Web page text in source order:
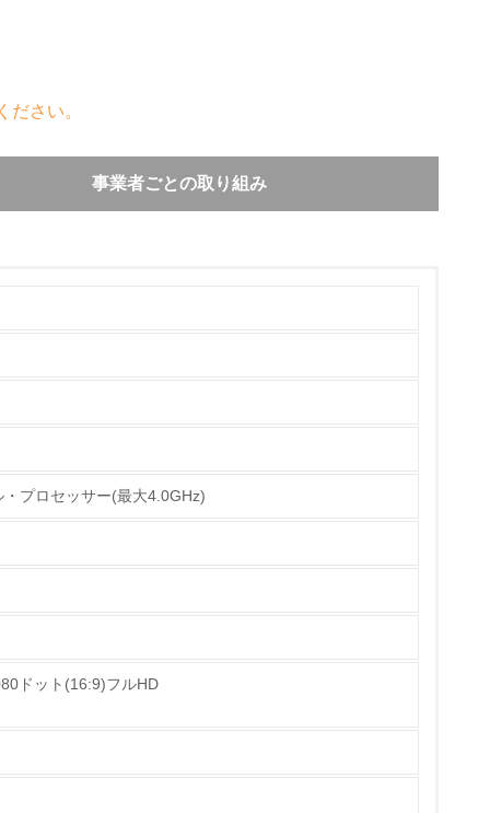
さい。
事業者ごとの取り組み
料金で複数年サポートする有償の保守サービ
121）にて確認することができます。
準拠した、環境アセスメントを実施し、３
料名表示、ドライバなど一般工具で容易に解
種に再生プラスチックを使用し、資源循環型
に、３Ｒの施策を新たに導入し、リサイク
保守用部品として再使用（リユース）するほ
プロセッサー(最大4.0GHz)
ドット(16:9)フルHD